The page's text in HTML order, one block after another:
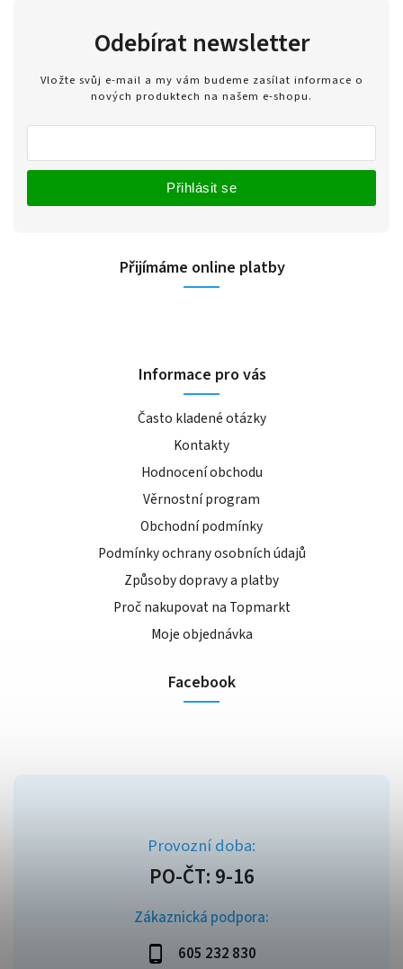
Zákaznická podpora:
605 232 830
Odebírat newsletter
Vložte svůj e-mail a my vám budeme zasílat informace o
nových produktech na našem e-shopu.
Přihlásit se
Přijímáme online platby
Informace pro vás
Často kladené otázky
Kontakty
Hodnocení obchodu
Věrnostní program
Obchodní podmínky
Podmínky ochrany osobních údajů
Způsoby dopravy a platby
Proč nakupovat na Topmarkt
Moje objednávka
Facebook